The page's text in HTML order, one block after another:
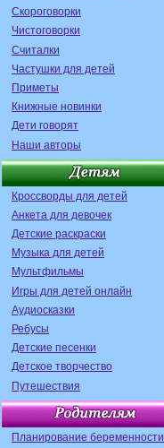
Скороговорки
Чистоговорки
Считалки
Частушки для детей
Приметы
Книжные новинки
Дети говорят
Наши авторы
Кроссворды для детей
Анкета для девочек
Детские раскраски
Музыка для детей
Мультфильмы
Игры для детей онлайн
Аудиосказки
Ребусы
Детские песенки
Детское творчество
Путешествия
Планирование беременности